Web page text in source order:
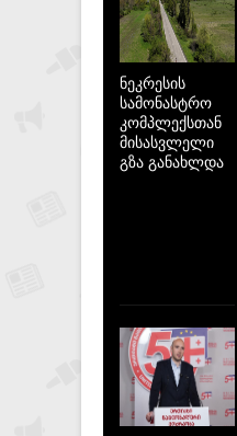
ნეკრესის
სამონასტრო
კომპლექსთან
მისასვლელი
გზა განახლდა